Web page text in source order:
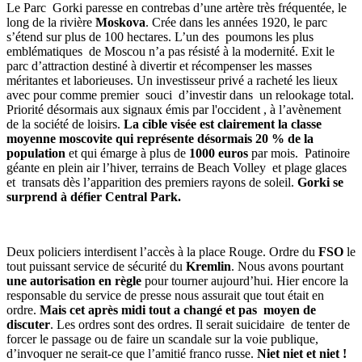
Le Parc Gorki paresse en contrebas d’une artère très fréquentée, le
long de la rivière Moskova. Crée dans les années 1920, le parc
s’étend sur plus de 100 hectares. L’un des poumons les plus
emblématiques de Moscou n’a pas résisté à la modernité. Exit le
parc d’attraction destiné à divertir et récompenser les masses
méritantes et laborieuses. Un investisseur privé a racheté les lieux
avec pour comme premier souci d’investir dans un relookage total.
Priorité désormais aux signaux émis par l'occident , à l’avènement
de la société de loisirs. La cible visée est clairement la classe
moyenne moscovite qui représente désormais 20 % de la
population et qui émarge à plus de 1000 euros par mois. Patinoire
géante en plein air l’hiver, terrains de Beach Volley et plage glaces
et transats dès l’apparition des premiers rayons de soleil. Gorki se
surprend à défier Central Park.
Deux policiers interdisent l’accès à la place Rouge. Ordre du FSO le
tout puissant service de sécurité du Kremlin. Nous avons pourtant
une autorisation en règle pour tourner aujourd’hui. Hier encore la
responsable du service de presse nous assurait que tout était en
ordre. Mais cet après midi tout a changé et pas moyen de
discuter. Les ordres sont des ordres. Il serait suicidaire de tenter de
forcer le passage ou de faire un scandale sur la voie publique,
d’invoquer ne serait-ce que l’amitié franco russe. Niet niet et niet !